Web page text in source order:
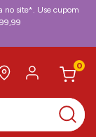
no site*. Use cupom
0